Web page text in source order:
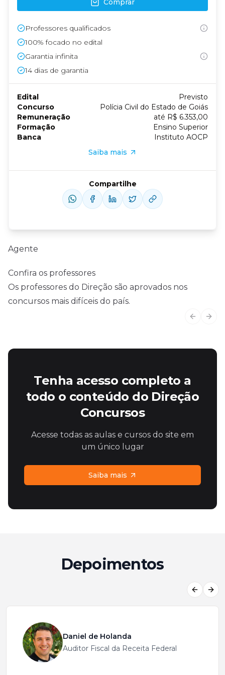
Agente
Confira os professores
Os professores do Direção são aprovados nos
concursos mais difíceis do país.
Tenha acesso completo a
todo o conteúdo do Direção
Concursos
Acesse todas as aulas e cursos do site em
um único lugar
Saiba mais
Comprar
Professores qualificados
100% focado no edital
Garantia infinita
14 dias de garantia
Edital
Previsto
Concurso
Polícia Civil do Estado de Goiás
Remuneração
até R$ 6.353,00
Formação
Ensino Superior
Banca
Instituto AOCP
Saiba mais
Compartilhe
Depoimentos
Daniel de Holanda
Auditor Fiscal da Receita Federal